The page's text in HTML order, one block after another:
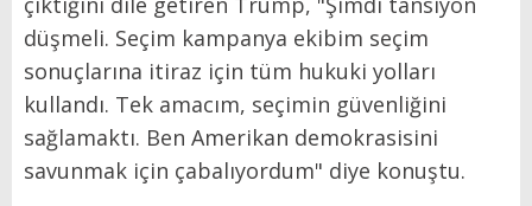
düşmeli. Seçim kampanya ekibim seçim
sonuçlarına itiraz için tüm hukuki yolları
kullandı. Tek amacım, seçimin güvenliğini
sağlamaktı. Ben Amerikan demokrasisini
savunmak için çabalıyordum" diye konuştu.